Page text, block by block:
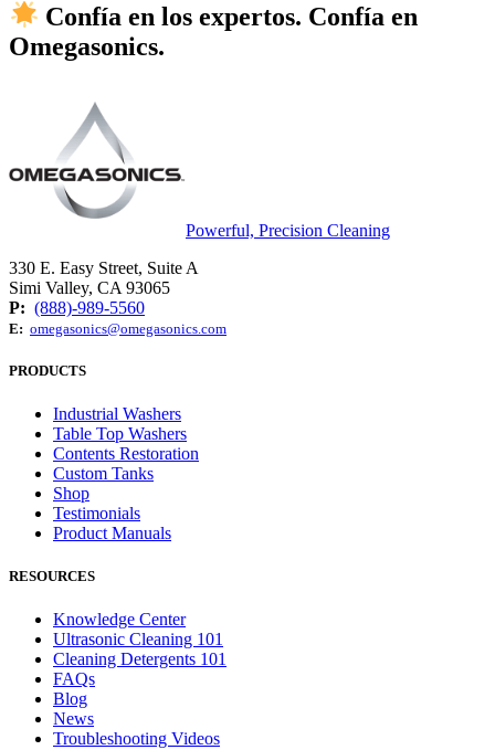
Confía en los expertos. Confía en
Omegasonics.
Powerful, Precision Cleaning
330 E. Easy Street, Suite A
Simi Valley, CA 93065
P: (888)-989-5560
E: omegasonics@omegasonics.com
PRODUCTS
Industrial Washers
Table Top Washers
Contents Restoration
Custom Tanks
Shop
Testimonials
Product Manuals
RESOURCES
Knowledge Center
Ultrasonic Cleaning 101
Cleaning Detergents 101
FAQs
Blog
News
Troubleshooting Videos